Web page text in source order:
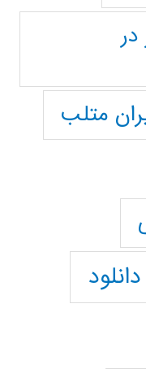
متلب
دانلود